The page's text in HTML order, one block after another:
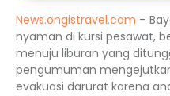
News.ongistravel.com –
nyaman di kursi pesawat,
menuju liburan yang
pengumuman
evakuasi darurat karena